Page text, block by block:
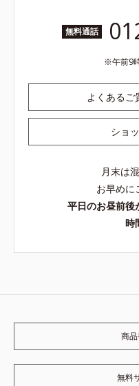
無料通話
午前9
よくあるご
ショ
月末は
お早めに
平日のお昼前後
時
商
無料